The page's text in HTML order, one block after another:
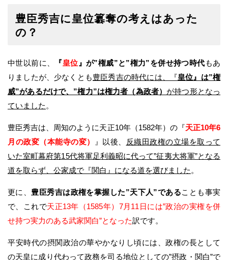
豊臣秀吉に皇位簒奪の考えはあった
の？
中世以前に、 『皇位 』が”権威”と”権力”を併せ持つ時代もあ
りましたが、少なくとも豊臣秀吉の時代には、『皇位』は”権
威”があるだけで、”権力”は権力者（為政者） が持つ形となっ
ていました 。
豊臣秀吉は、周知のように天正10年（1582年）の『天正10年6
月の政変（本能寺の変）
』以後、
反織田政権の立場を取って
いた室町幕府第15代将軍足利義昭に代って”征夷大将軍”となる
道を取らず、公家成で『関白』になる道を選びました 。
更に、 豊臣秀吉は政権を掌握した”天下人”であることも事実
で、これで天正13年（1585年）7月11日には”政治の実権を併
せ持つ実力のある武家関白”となった訳です。
平安時代の摂関政治の華やかなりし頃には、政権の長として
の天皇に成り代わって政務を司る地位としての”摂政・関白”で